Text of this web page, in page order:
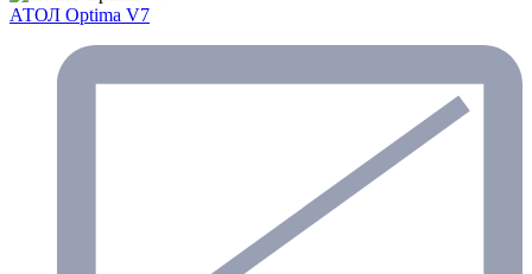
АТОЛ Optima V7